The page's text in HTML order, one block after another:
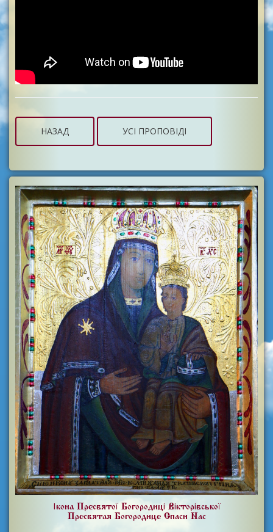
НАЗАД УСІ ПРОПОВІДІ
Ікона Пресвятої Богородиці Вікторівської
Пресвятая Богородице Спаси Нас